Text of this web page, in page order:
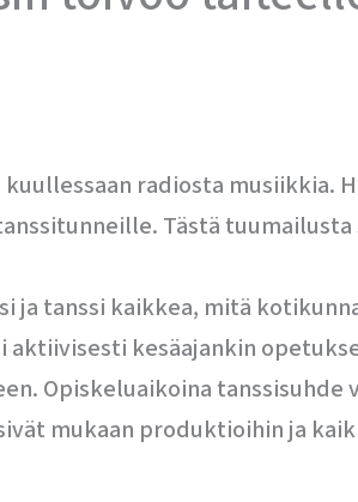
radiosta
Tästä
tanssi kaikkea, mitä
kesäajankin
Opiskeluaikoina
mukaan produktioihin ja